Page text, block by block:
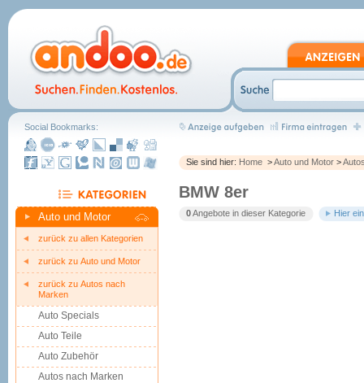
Sie sind hier: Home >Auto und Motor >
BMW 8er
0Angebote in dieser Kategorie Hier
Social Bookmarks:
Auto und Motor
zurück zu allen Kategorien
zurück zu Auto und Motor
zurück zu Autos nach
Marken
Auto Specials
Auto Teile
Auto Zubehör
Autos nach Marken